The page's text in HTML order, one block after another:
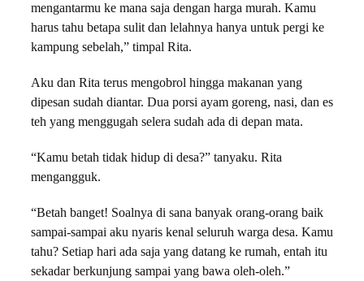
mengantarmu ke mana saja dengan harga murah. Kamu
harus tahu betapa sulit dan lelahnya hanya untuk pergi ke
kampung sebelah,” timpal Rita.
Aku dan Rita terus mengobrol hingga makanan yang
dipesan sudah diantar. Dua porsi ayam goreng, nasi, dan es
teh yang menggugah selera sudah ada di depan mata.
“Kamu betah tidak hidup di desa?” tanyaku. Rita
mengangguk.
“Betah banget! Soalnya di sana banyak orang-orang baik
sampai-sampai aku nyaris kenal seluruh warga desa. Kamu
tahu? Setiap hari ada saja yang datang ke rumah, entah itu
sekadar berkunjung sampai yang bawa oleh-oleh.”